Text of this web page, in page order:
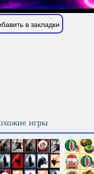
в закладки
игры